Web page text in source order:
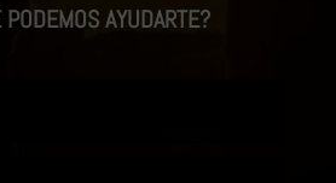
AYUDARTE?